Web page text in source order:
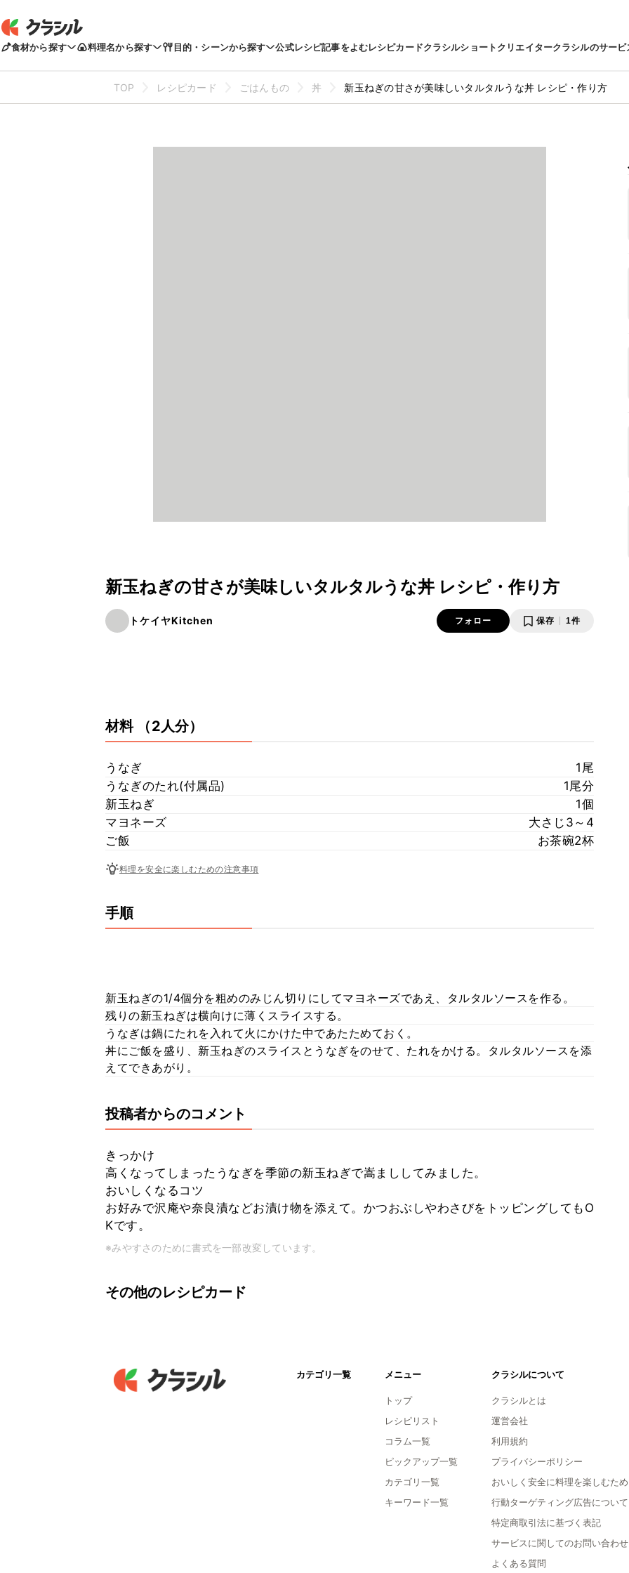
食材から探す 料理名から探す 目的・シーンから探す 公式レシピ記事をよむレシピカードクラシルショートクリエイタークラシルのサービ
TOP レシピカード ごはんもの 丼 新玉ねぎの甘さが美味しいタルタルうな丼 レシピ・作り方
新玉ねぎの甘さが美味しいタルタルうな丼 レシピ・作り方
トケイヤKitchen フォロー 保存 1件
材料 （2人分）
うなぎ
1尾
うなぎのたれ(付属品)
1尾分
新玉ねぎ
1個
マヨネーズ
大さじ3～4
ご飯
お茶碗2杯
料理を安全に楽しむための注意事項
手順
新玉ねぎの1/4個分を粗めのみじん切りにしてマヨネーズであえ、タルタルソースを作る。
残りの新玉ねぎは横向けに薄くスライスする。
うなぎは鍋にたれを入れて火にかけた中であたためておく。
丼にご飯を盛り、新玉ねぎのスライスとうなぎをのせて、たれをかける。タルタルソースを添
えてできあがり。
投稿者からのコメント
きっかけ
高くなってしまったうなぎを季節の新玉ねぎで嵩まししてみました。
おいしくなるコツ
お好みで沢庵や奈良漬などお漬け物を添えて。かつおぶしやわさびをトッピングしてもO
Kです。
※みやすさのために書式を一部改変しています。
その他のレシピカード
カテゴリ一覧 メニュー
トップ
レシピリスト
コラム一覧
ピックアップ一覧
カテゴリ一覧
キーワード一覧
クラシルについて
クラシルとは
運営会社
利用規約
プライバシーポリシー
おいしく安全に料理を楽しむため
行動ターゲティング広告について
特定商取引法に基づく表記
サービスに関してのお問い合わせ
よくある質問